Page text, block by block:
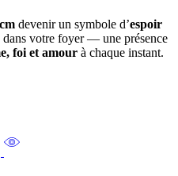
devenir un symbole d’espoir
dans votre foyer — une présence
foi et amour à chaque instant.